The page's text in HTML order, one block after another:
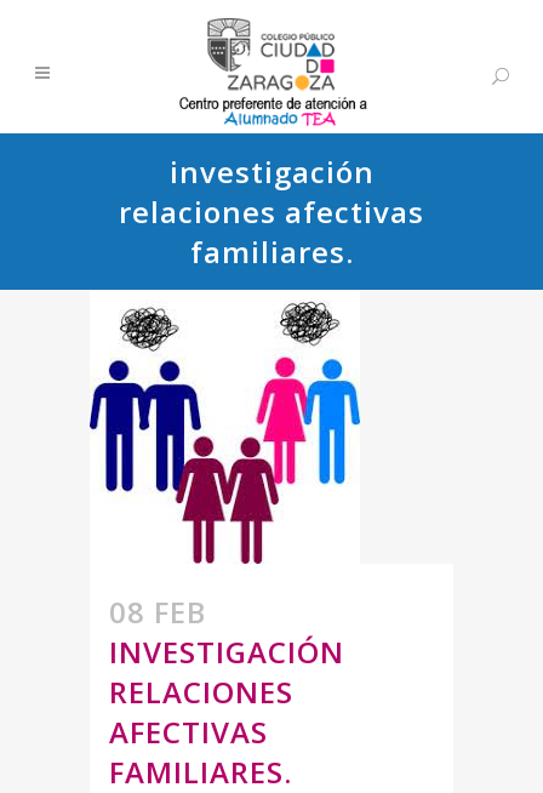
investigación
relaciones afectivas
familiares.
08 FEB
INVESTIGACIÓN
RELACIONES
AFECTIVAS
FAMILIARES.